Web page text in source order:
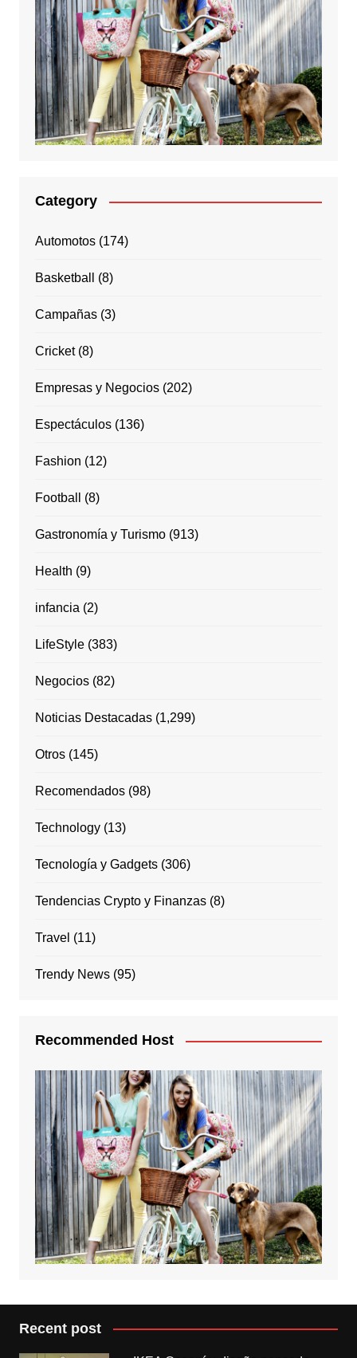
Category
Automotos(174)
Basketball (8)
Campañas(3)
Cricket(8)
Empresas y Negocios(202)
Espectáculos(136)
Fashion (12)
Football (8)
Gastronomía y Turismo(913)
Health (9)
infancia(2)
LifeStyle(383)
Negocios(82)
Noticias Destacadas(1,299)
Otros(145)
Recomendados(98)
Technology(13)
Tecnología y Gadgets(306)
Tendencias Crypto y Finanzas(8)
Travel (11)
Trendy News(95)
Recommended Host
Recent post